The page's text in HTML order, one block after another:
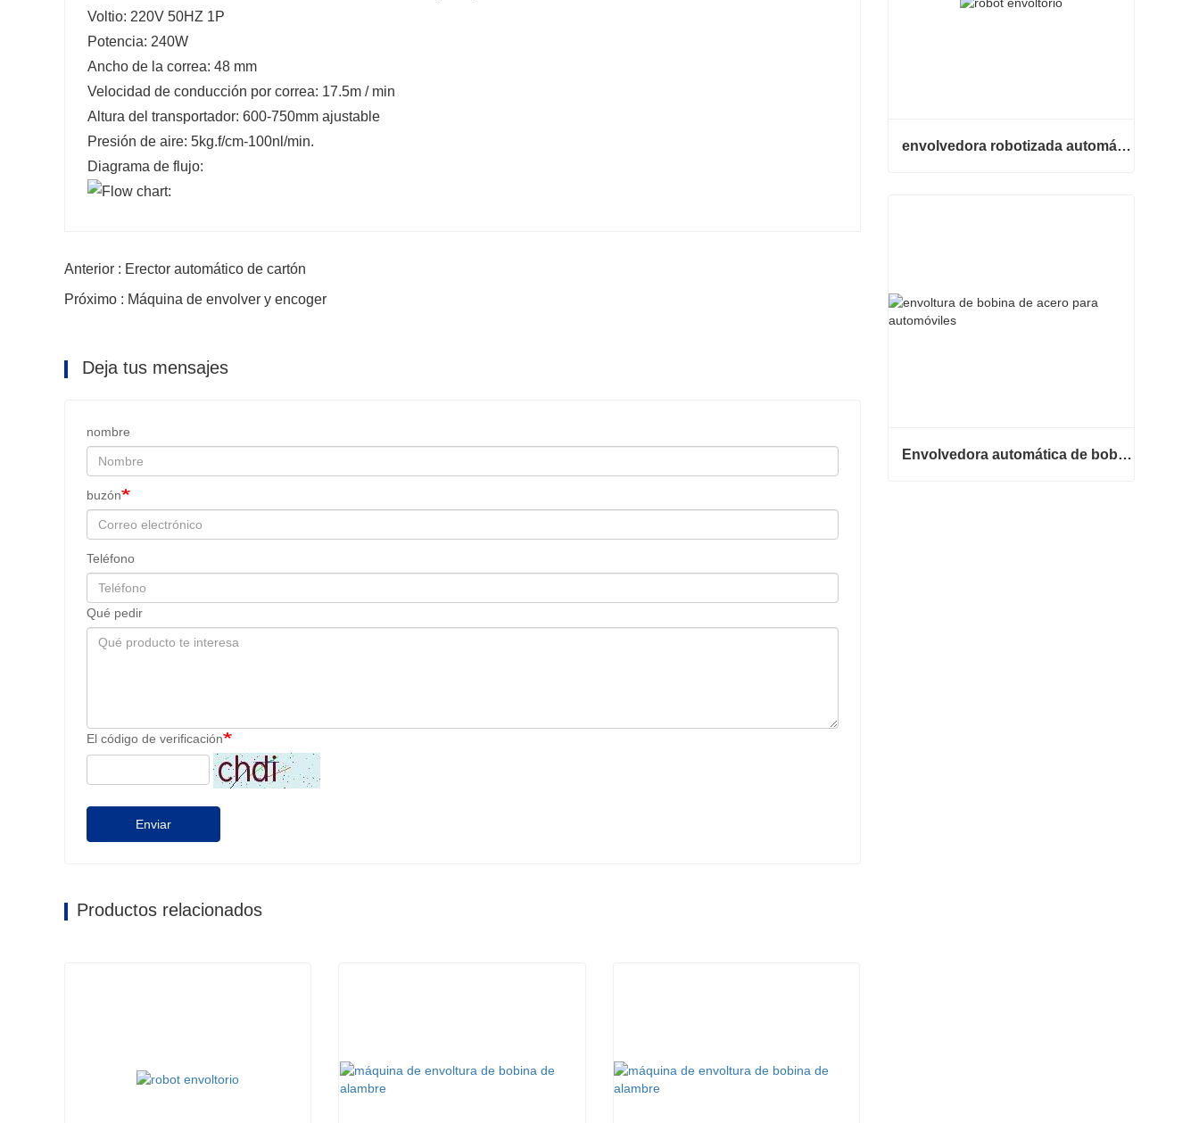
Voltio: 220V 50HZ 1P
Potencia: 240W
Ancho de la correa: 48 mm
Velocidad de conducción por correa: 17.5m / min
Altura del transportador: 600-750mm ajustable
Presión de aire: 5kg.f/cm-100nl/min.
Diagrama de flujo:
Anterior : Erector automático de cartón
Próximo : Máquina de envolver y encoger
Deja tus mensajes
nombre
buzón
Teléfono
Qué pedir
El código de verificación
Enviar
Productos relacionados
envolvedora robotizada automática
Envolvedora automática de bobinas de acero